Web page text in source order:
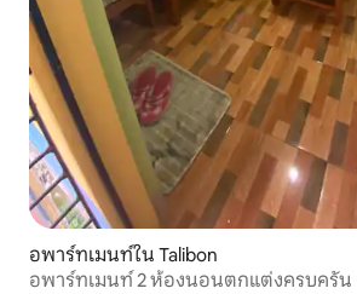
อพาร์ทเมนท์ใน Talibon
อพาร์ทเมนท์ 2 ห้องนอนตกแต่งครบครัน